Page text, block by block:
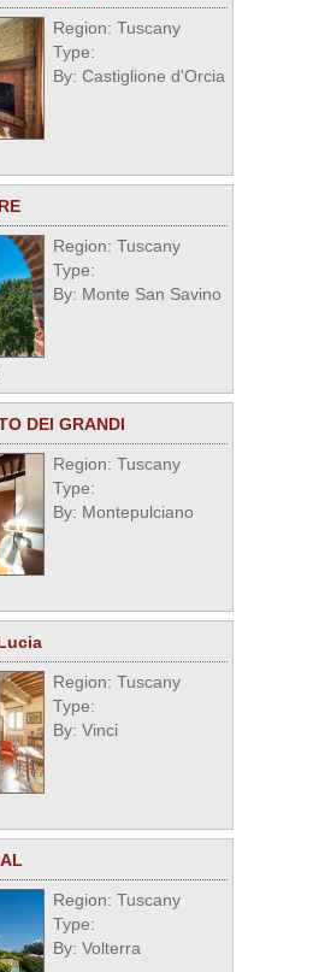
Region: Tuscany
Type:
By: Castiglione d'Orcia
Region: Tuscany
Type:
By: Monte San Savino
DEI GRANDI
Region: Tuscany
Type:
By: Montepulciano
Region: Tuscany
Type:
By: Vinci
Region: Tuscany
Type:
By: Volterra